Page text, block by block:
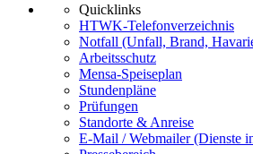
Quicklinks
HTWK-Telefonverzeichnis
Notfall (Unfall, Brand,
Arbeitsschutz
Mensa-Speiseplan
Stundenpläne
Prüfungen
Standorte & Anreise
E-Mail / Webmailer (Dienste